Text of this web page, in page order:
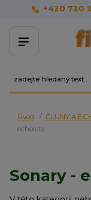
+420 720
Úvod ČLUNY A
echoloty
Sonary -